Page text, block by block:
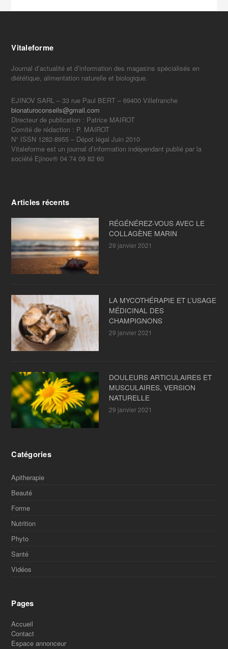
Vitaleforme
Journal d’actualité et d’information des magasins spécialisés en
diététique, alimentation naturelle et biologique.
EJINOV SARL – 33 rue Paul BERT – 69400 Villefranche
bionaturoconseils@gmail.com
Directeur de publication : Patrice MAIROT
Comité de rédaction : P. MAIROT
N° ISSN 1282-8955 – Dépot légal Juin 2010
Vitaleforme est un journal d’information indépendant publié par la
société Ejinov® 04 74 09 82 60
Articles récents
RÉGÉNÉREZ-VOUS AVEC LE
COLLAGÈNE MARIN
29 janvier 2021
LA MYCOTHÉRAPIE ET L’USAGE
MÉDICINAL DES
CHAMPIGNONS
29 janvier 2021
DOULEURS ARTICULAIRES ET
MUSCULAIRES, VERSION
NATURELLE
29 janvier 2021
Catégories
Apitherapie
Beauté
Forme
Nutrition
Phyto
Santé
Vidéos
Pages
Accueil
Contact
Espace annonceur